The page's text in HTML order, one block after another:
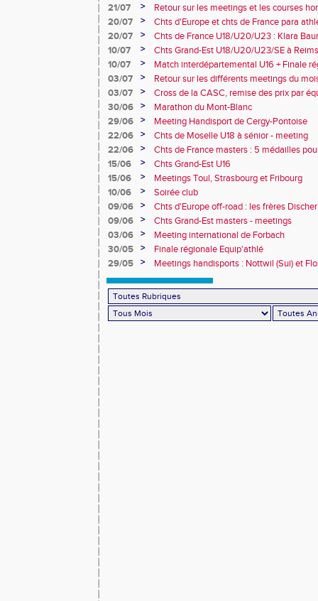
21/07
>
Retour sur les meetings et les courses
20/07
>
Chts d'Europe et chts de France para
champion d'Europe et multiples
20/07 >
Chts de France U18/U20/U23 : Klara
10e
10/07 >
Chts Grand-Est U18/U20/U23/SE à
10/07
>
Match interdépartemental U16 + Finale
Obernai
03/07 >
Retour sur les différents meetings du
03/07
>
Cross de la CASC, remise des prix par
collèges
30/06 >
Marathon du Mont-Blanc
29/06
>
Meeting Handisport de Cergy-Pontoise
22/06
>
Chts de Moselle U18 à sénior - meeting
22/06
>
Chts de France masters : 5 médailles
15/06
>
Chts Grand-Est U16
15/06
>
Meetings Toul, Strasbourg et Fribourg
10/06
>
Soirée club
09/06
>
Chts d'Europe off-road : les frères
09/06
>
Chts Grand-Est masters - meetings
03/06
>
Meeting international de Forbach
30/05
>
Finale régionale Equip'athlé
29/05
> Meetings handisports : Nottwil (Sui) et